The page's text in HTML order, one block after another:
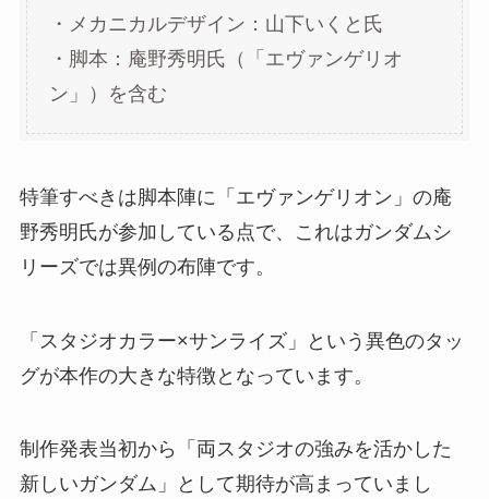
・メカニカルデザイン：山下いくと氏
・脚本：庵野秀明氏（「エヴァンゲリオ
ン」）を含む
特筆すべきは脚本陣に「エヴァンゲリオン」の庵
野秀明氏が参加している点で、これはガンダムシ
リーズでは異例の布陣です。
「スタジオカラー×サンライズ」という異色のタッ
グが本作の大きな特徴となっています。
制作発表当初から「両スタジオの強みを活かした
新しいガンダム」として期待が高まっていまし